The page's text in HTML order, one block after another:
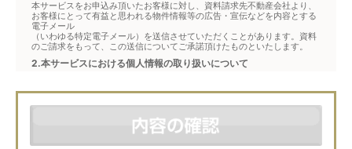
本サービスをお申込み頂いたお客様に対し、資料請求先不動産会社より、
お客様にとって有益と思われる物件情報等の広告・宣伝などを内容とする
電子メール
（いわゆる特定電子メール）を送信させていただくことがあります。資料
のご請求をもって、この送信についてご承諾頂けたものといたします。
2.本サービスにおける個人情報の取り扱いについて
本フォームからお客様が記入・登録された個人情報は、ダイレクトメール
などの資料送付・電子メールの送信・電話連絡などの目的で資料請求先不
動産会社が利用・保管します。資料請求先不動産会社が保管する個人情報
の取扱いについては、各不動産会社に直接お問合せください。
また、上記とは別にメジャーセブンでは本サービスを円滑に運用するため